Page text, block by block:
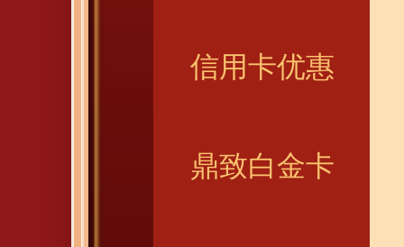
信用卡优惠
鼎致白金卡